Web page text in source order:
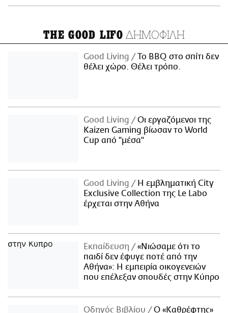
THE GOOD LIFO ΔΗΜΟΦΙΛΗ
Good Living
Το BBQ στο σπίτι δεν
θέλει χώρο. Θέλει τρόπο.
Good Living
Οι εργαζόμενοι της
Kaizen Gaming βίωσαν το World
Cup από "μέσα"
Good Living
Η εμβληματική City
Exclusive Collection της Le Labo
έρχεται στην Αθήνα
Εκπαίδευση
«Νιώσαμε ότι το
παιδί δεν έφυγε ποτέ από την
Αθήνα»: Η εμπειρία οικογενειών
που επέλεξαν σπουδές στην Κύπρο
Οδηγός Βιβλίου
Ο «Καθρέφτης»